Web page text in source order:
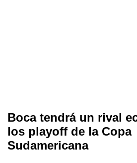
Boca tendrá un rival
los playoff de la Copa
Sudamericana